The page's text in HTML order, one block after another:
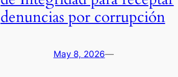
denuncias por corrupción
May 8, 2026—